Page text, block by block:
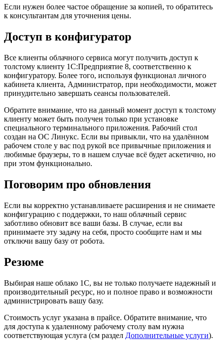
Если нужен более частое обращение за копией, то обратитесь
к консультантам для уточнения цены.
Доступ в конфигуратор
Все клиенты облачного сервиса могут получить доступ к
толстому клиенту 1С:Предприятие 8, соответственно к
конфигуратору. Более того, используя функционал личного
кабинета клиента, Администратор, при необходимости, может
принудительно завершать сеансы пользователей.
Обратите внимание, что на данный момент доступ к толстому
клиенту может быть получен только при установке
специального терминального приложения. Рабочий стол
создан на ОС Линукс. Если вы привыкли, что на удалённом
рабочем столе у вас под рукой все привычные приложения и
любимые браузеры, то в нашем случае всё будет аскетично, но
при этом функционально.
Поговорим про обновления
Если вы корректно устанавливаете расширения и не снимаете
конфигурацию с поддержки, то наш облачный сервис
заботливо обновит все ваши базы. В случае, если вы
принимаете эту задачу на себя, просто сообщите нам и мы
отключи вашу базу от робота.
Резюме
Выбирая наше облако 1С, вы не только получаете надежный и
производительный ресурс, но и полное право и возможности
администрировать вашу базу.
Стоимость услуг указана в прайсе. Обратите внимание, что
для доступа к удаленному рабочему столу вам нужна
соответствующая услуга (см раздел Дополнительные услуги).